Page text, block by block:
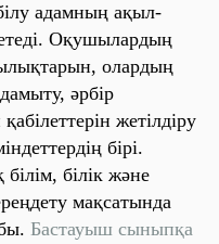
адамның ақыл-
Оқушылардың
олардың
әрбір
жетілдіру
бірі.
білік және
мақсатында
Бастауыш сыныпқа